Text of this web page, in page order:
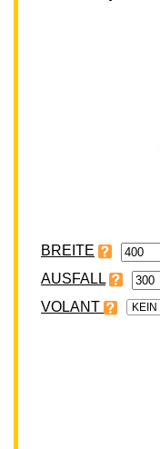
BREITE
VOLANT